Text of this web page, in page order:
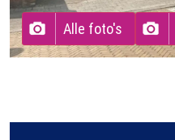
Alle foto's